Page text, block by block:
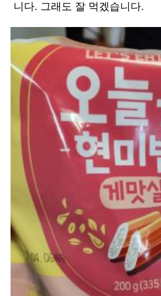
니다. 그래도 잘 먹겠습니다.